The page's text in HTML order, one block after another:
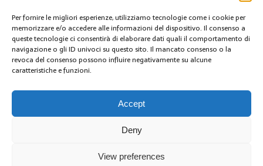
Per fornire le migliori esperienze, utilizziamo tecnologie come i cookie per
memorizzare e/o accedere alle informazioni del dispositivo. Il consenso a
queste tecnologie ci consentirà di elaborare dati quali il comportamento di
navigazione o gli ID univoci su questo sito. Il mancato consenso o la
revoca del consenso possono influire negativamente su alcune
caratteristiche e funzioni.
Accept
Deny
View preferences
PRÉCÉDENT
A PALAZZO, UN AMBASCIATORE IN BICICLETTA